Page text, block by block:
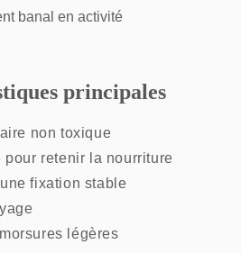
banal en activité
principales
non toxique
pour retenir la nourriture
fixation stable
légères